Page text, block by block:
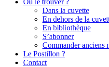
Où le trouver ?
Dans la cuvette
En dehors de la
En bibliothèque
S’abonner
Commander anciens
Le Postillon ?
Contact